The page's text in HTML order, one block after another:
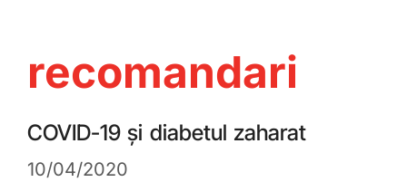
recomandari
COVID-19 și diabetul zaharat
10/04/2020